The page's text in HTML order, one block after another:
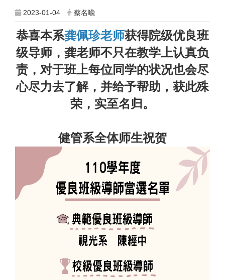
2023-01-04 蔡名喩
恭喜本系龚佩珍老师获得院级优良班
级导师，龚老师不只在教学上认真负
责，对于班上每位同学的状况也会尽
心尽力去了解，并给予帮助，获此殊
荣，实至名归。
健管系全体师生祝贺